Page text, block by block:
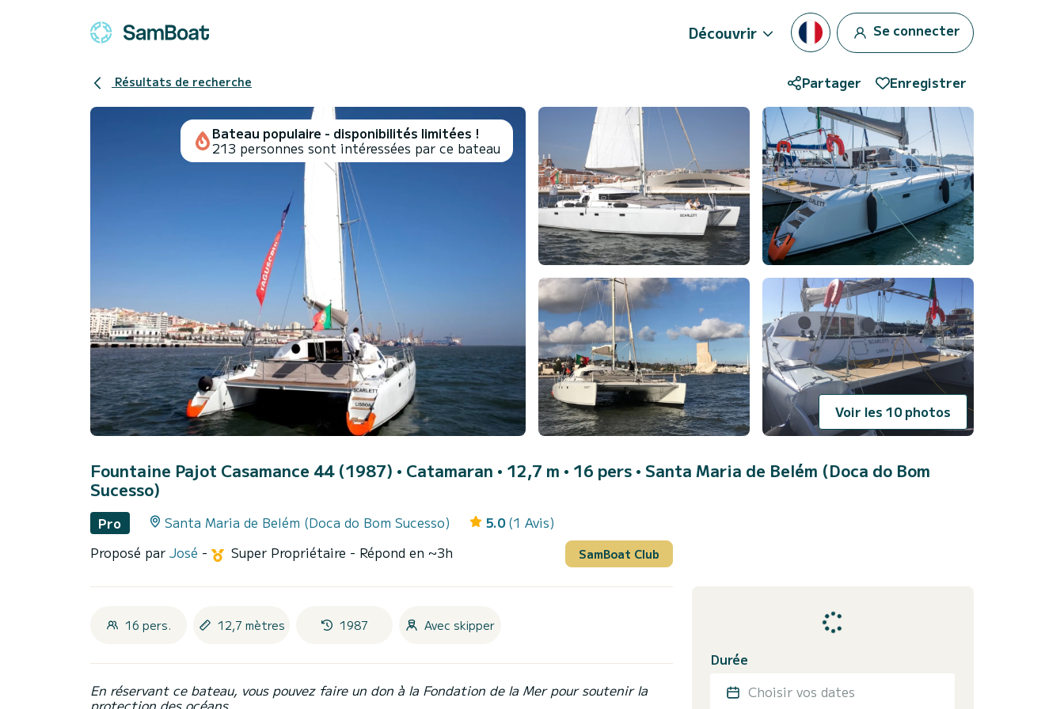
Découvrir Se connecter
Résultats de recherche Partager Enregistrer
Voir les 10 photos
Bateau populaire - disponibilités limitées !
213 personnes sont intéressées par ce bateau
Fountaine Pajot Casamance 44 (1987) • Catamaran • 12,7 m • 16 pers • Santa Maria de Belém (Doca do Bom
Sucesso)
Pro Santa Maria de Belém (Doca do Bom Sucesso) 5.0 (1 Avis)
Proposé par José - Super Propriétaire - Répond en ~3h SamBoat Club
16 pers. 12,7 mètres 1987 Avec skipper
En réservant ce bateau, vous pouvez faire un don à la Fondation de la Mer pour soutenir la
protection des océans.
Durée
Choisir vos dates